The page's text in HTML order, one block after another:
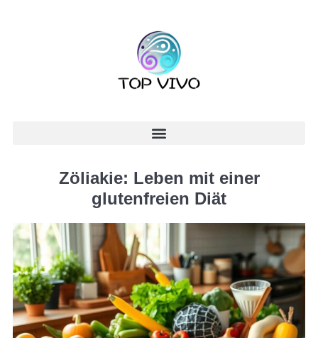
Zöliakie: Leben mit einer
glutenfreien Diät